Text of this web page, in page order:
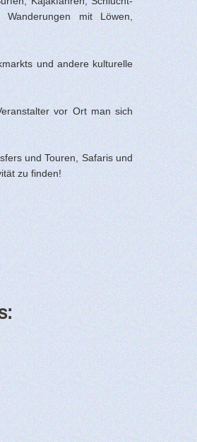
Wanderungen mit Löwen,
und andere kulturelle
vor Ort man sich
und Touren, Safaris und
zu finden!